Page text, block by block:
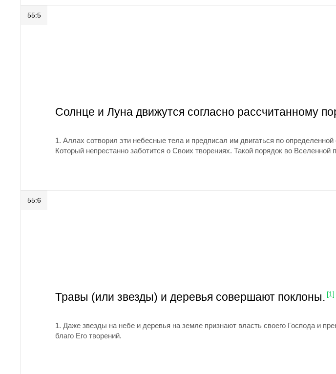
55:5
Солнце и Луна движутся согласно рассчитанному
1. Аллах сотворил эти небесные тела и предписал им двигаться по
Который непрестанно заботится о Своих творениях. Такой порядок во
55:6
Травы (или звезды) и деревья совершают поклоны. [1]
1. Даже звезды на небе и деревья на земле признают власть своего Господа и
благо Его творений.